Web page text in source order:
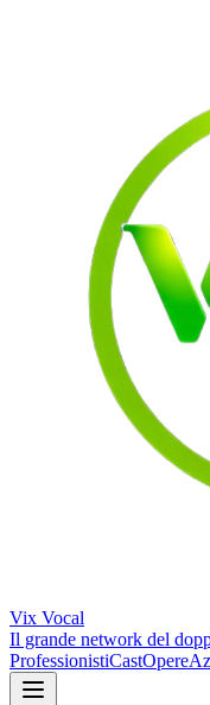
Vix Vocal
Il grande network del
ProfessionistiCastOpere